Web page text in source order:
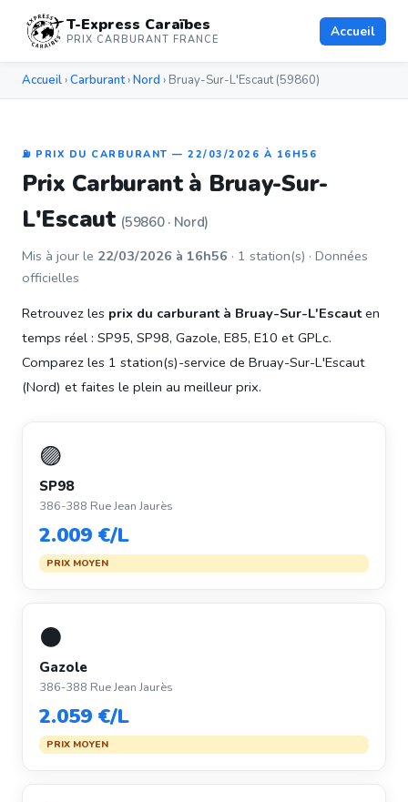
T-Express Caraïbes
PRIX CARBURANT FRANCE Accueil
Accueil ›Carburant›Nord › Bruay-Sur-L'Escaut (59860)
⛽ PRIX DU CARBURANT — 22/03/2026 À 16H56
Prix Carburant à Bruay-Sur-
L'Escaut (59860 · Nord)
Mis à jour le 22/03/2026 à 16h56 · 1 station(s) · Données
officielles
Retrouvez les prix du carburant à Bruay-Sur-L'Escauten
temps réel : SP95, SP98, Gazole, E85, E10 et GPLc.
Comparez les 1 station(s)-service de Bruay-Sur-L'Escaut
(Nord) et faites le plein au meilleur prix.
🟣
SP98
386-388 Rue Jean Jaurès
2.009 €/L
PRIX MOYEN
⚫
Gazole
386-388 Rue Jean Jaurès
2.059 €/L
PRIX MOYEN